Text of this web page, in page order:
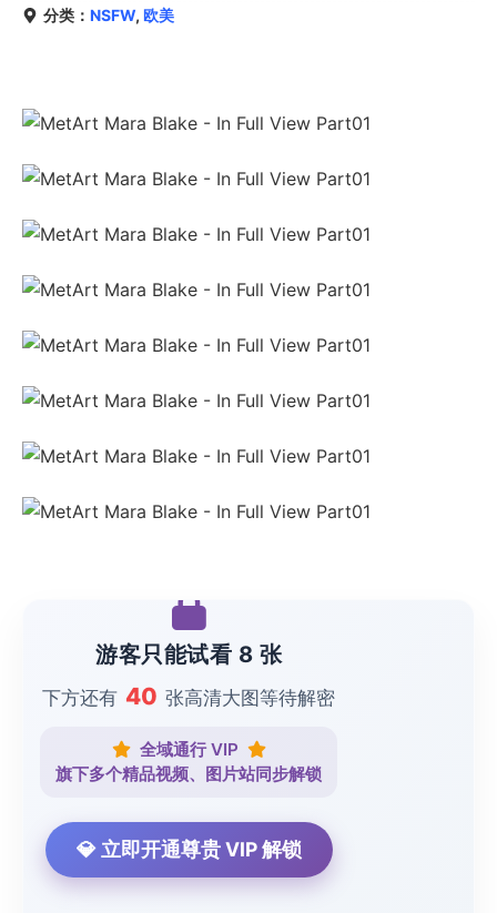
分类： NSFW, 欧美
游客只能试看 8 张
下方还有 40 张高清大图等待解密
全域通行 VIP
旗下多个精品视频、图片站同步解锁
💎 立即开通尊贵 VIP 解锁